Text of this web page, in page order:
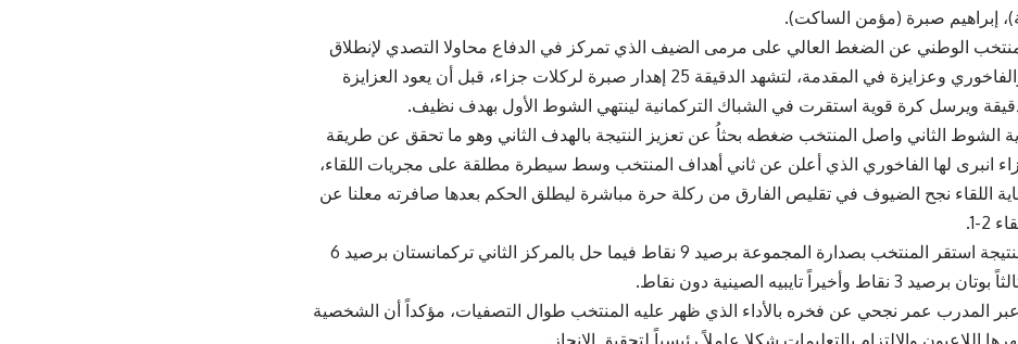
إبراهيم صبرة (مؤمن الساكت).
الوطني عن الضغط العالي على مرمى الضيف الذي تمركز في الدفاع محاولا التصدي لإنطلاق
صبرة والفاخوري وعزايزة في المقدمة، لتشهد الدقيقة 25 إهدار صبرة لركلات جزاء، قبل أن يعود العزايزة
ويرسل كرة قوية استقرت في الشباك التركمانية لينتهي الشوط الأول بهدف نظيف.
الشوط الثاني واصل المنتخب ضغطه بحثاُ عن تعزيز النتيجة بالهدف الثاني وهو ما تحقق عن طريقة
انبرى لها الفاخوري الذي أعلن عن ثاني أهداف المنتخب وسط سيطرة مطلقة على مجريات اللقاء،
اللقاء نجح الضيوف في تقليص الفارق من ركلة حرة مباشرة ليطلق الحكم بعدها صافرته معلنا عن
2-1.
وبهذه النتيجة استقر المنتخب بصدارة المجموعة برصيد 9 نقاط فيما حل بالمركز الثاني تركمانستان برصيد 6
3 نقاط وأخيراً تايبيه الصينية دون نقاط.
عبر المدرب عمر نجحي عن فخره بالأداء الذي ظهر عليه المنتخب طوال التصفيات، مؤكداً أن الشخصية
اللاعبون والإلتزام بالتعليمات شكلا عاملاً رئيسياً لتحقيق الإنجاز.